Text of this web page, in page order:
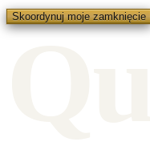
Skoordynuj moje zamknięcie